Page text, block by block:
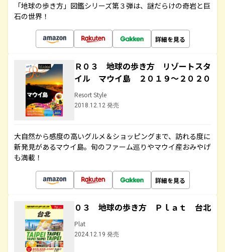
「地球の歩き方」図鑑シリーズ第３弾は、謎だらけの奇岩と巨
石の世界！
詳細を見る
Ｒ０３ 地球の歩き方 リゾートスタ
イル マウイ島 ２０１９～２０２０
Resort Style
2018.12.12 発売
大自然から感度の高いグルメ＆ショッピングまで、訪れる度に
新発見があるマウイ島。旬のファーム巡りやマウイ産おみやげ
も満載！
詳細を見る
０３ 地球の歩き方 Ｐｌａｔ 台北
Plat
2024.12.19 発売